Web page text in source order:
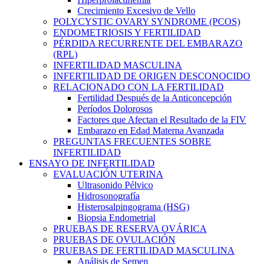
Crecimiento Excesivo de Vello
POLYCYSTIC OVARY SYNDROME (PCOS)
ENDOMETRIOSIS Y FERTILIDAD
PÉRDIDA RECURRENTE DEL EMBARAZO
(RPL)
INFERTILIDAD MASCULINA
INFERTILIDAD DE ORIGEN DESCONOCIDO
RELACIONADO CON LA FERTILIDAD
Fertilidad Después de la Anticoncepción
Períodos Dolorosos
Factores que Afectan el Resultado de la FIV
Embarazo en Edad Materna Avanzada
PREGUNTAS FRECUENTES SOBRE
INFERTILIDAD
ENSAYO DE INFERTILIDAD
EVALUACIÓN UTERINA
Ultrasonido Pélvico
Hidrosonografía
Histerosalpingograma (HSG)
Biopsia Endometrial
PRUEBAS DE RESERVA OVÁRICA
PRUEBAS DE OVULACIÓN
PRUEBAS DE FERTILIDAD MASCULINA
Análisis de Semen